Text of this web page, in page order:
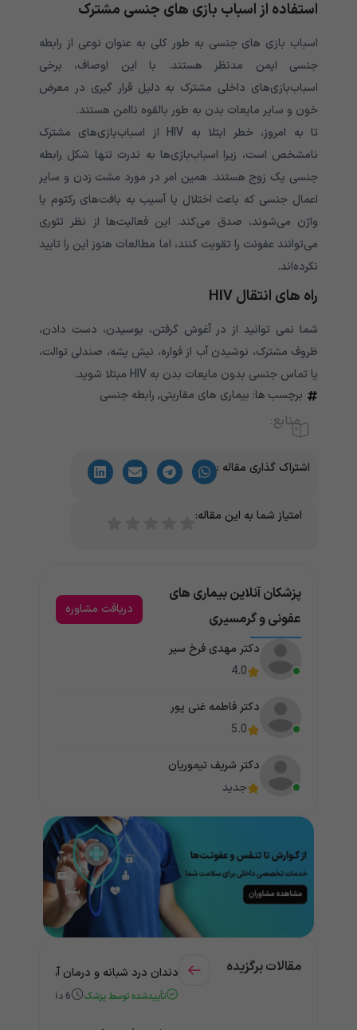
استفاده از اسباب بازی های جنسی مشترک
اسباب بازی های جنسی به طور کلی به عنوان نوعی از رابطه
جنسی ایمن مدنظر هستند. با این اوصاف، برخی
اسباب‌بازی‌های داخلی مشترک به دلیل قرار گیری در معرض
خون و سایر مایعات بدن به طور بالقوه ناامن هستند.
تا به امروز، خطر ابتلا به HIV از اسباب‌بازی‌های مشترک
نامشخص است، زیرا اسباب‌بازی‌ها به ندرت تنها شکل رابطه
جنسی یک زوج هستند. همین امر در مورد مشت زدن و سایر
اعمال جنسی که باعث اختلال یا آسیب به بافت‌های رکتوم یا
واژن می‌شوند، صدق می‌کند. این فعالیت‌ها از نظر تئوری
می‌توانند عفونت را تقویت کنند، اما مطالعات هنوز این را تایید
نکرده‌اند.
راه های انتقال HIV
شما نمی توانید از در آغوش گرفتن، بوسیدن، دست دادن،
ظروف مشترک، نوشیدن آب از فواره، نیش پشه، صندلی توالت،
یا تماس جنسی بدون مایعات بدن به HIV مبتلا شوید.
برچسب ها: بیماری های مقاربتی, رابطه جنسی
منابع:
اشتراک گذاری مقاله :
امتیاز شما به این مقاله:
پزشکان آنلاین بیماری های
عفونی و گرمسیری
دریافت مشاوره
دکتر مهدی فرخ سیر
4.0
دکتر فاطمه غنی پور
5.0
دکتر شریف تیموریان
جدید
مقالات برگزیده دندان درد شبانه و درمان آن +
تأییدشده توسط پزشک 6 دقیقه